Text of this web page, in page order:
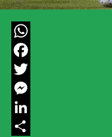
WhatsApp
Facebook
Twitter
Messenger
LinkedIn